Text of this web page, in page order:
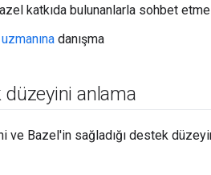
katkıda bulunanlarla sohbet etme
danışma
anlama
ve Bazel'in sağladığı destek